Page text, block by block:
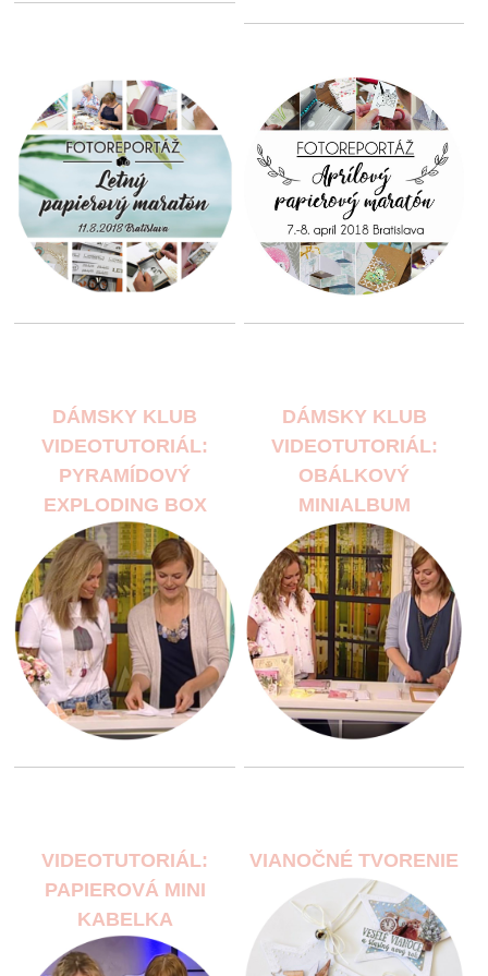
DÁMSKY KLUB
VIDEOTUTORIÁL:
PYRAMÍDOVÝ
EXPLODING BOX
DÁMSKY KLUB
VIDEOTUTORIÁL:
OBÁLKOVÝ
MINIALBUM
VIDEOTUTORIÁL:
PAPIEROVÁ MINI
KABELKA
VIANOČNÉ TVORENIE